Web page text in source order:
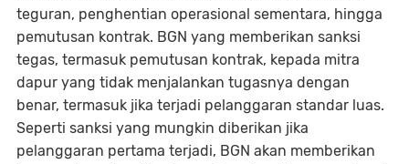
teguran, penghentian operasional sementara, hingga
pemutusan kontrak. BGN yang memberikan sanksi
tegas, termasuk pemutusan kontrak, kepada mitra
dapur yang tidak menjalankan tugasnya dengan
benar, termasuk jika terjadi pelanggaran standar luas.
Seperti sanksi yang mungkin diberikan jika
pelanggaran pertama terjadi, BGN akan memberikan